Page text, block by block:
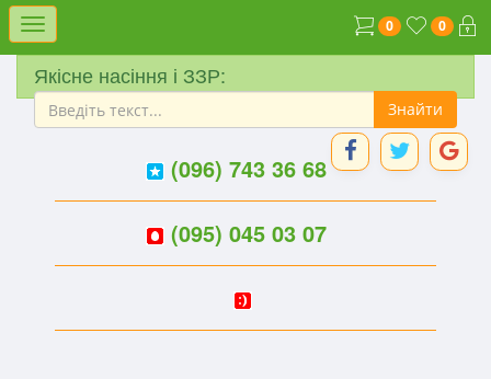
Меню 0
0
Якісне насіння і ЗЗР:
(096) 743 36 68
(095) 045 03 07